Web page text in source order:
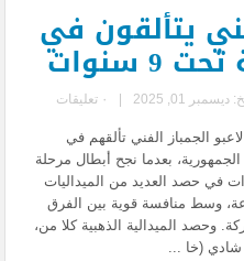
يتألقون في
سنوات
ديسمبر 01, 2025 ٠ تعليقات
الجمباز الفني تألقهم في
بعدما نجح أبطال مرحلة
في حصد العديد من الميداليات
وسط منافسة قوية بين الفرق
وحصد الميدالية الذهبية كلا من،
(خا ...